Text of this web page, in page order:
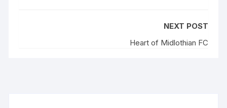
NEXT POST
Heart of Midlothian FC